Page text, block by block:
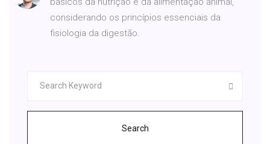
considerando os princípios essenciais da
fisiologia da digestão.
Search